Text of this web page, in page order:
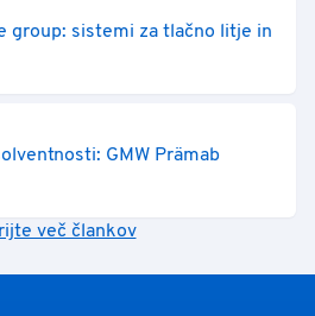
group: sistemi za tlačno litje in
GMW Prämab
več člankov